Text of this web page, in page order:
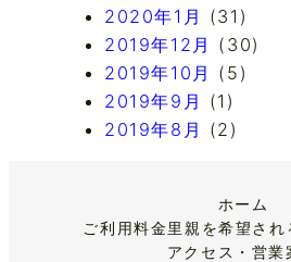
2020年1月 (31)
2019年12月 (30)
2019年10月 (5)
2019年9月 (1)
2019年8月 (2)
ホーム
ご利用料金里親を希望され
アクセス・営業